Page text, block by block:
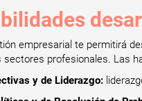
empresarial te permitirá
sectores profesionales. Las
y de Liderazgo: